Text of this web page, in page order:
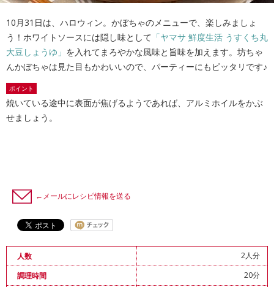
10月31日は、ハロウィン。かぼちゃのメニューで、楽しみましょ
う！ホワイトソースには隠し味として 「ヤマサ 鮮度生活 うすくち丸
大豆しょうゆ」 を入れてまろやかな風味と旨味を加えます。坊ちゃ
んかぼちゃは見た目もかわいいので、パーティーにもピッタリです♪
ポイント
焼いている途中に表面が焦げるようであれば、アルミホイルをかぶ
せましょう。
←メールにレシピ情報を送る
人数
2人分
調理時間
20分